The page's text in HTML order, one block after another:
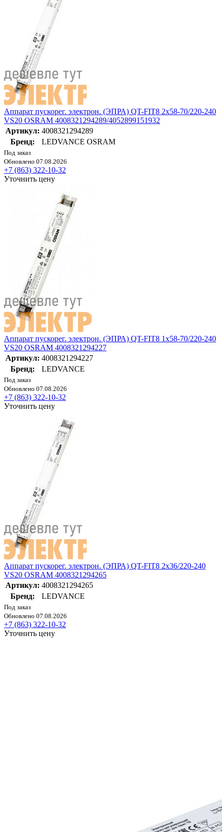
Аппарат пускорег. электрон. (ЭПРА) QT-FIT8 2х58-70/220-240
VS20 OSRAM 4008321294289/4052899151932
Артикул: 4008321294289
Бренд:
LEDVANCE OSRAM
Под заказ
Обновлено 07.08.2026
+7 (863) 322-10-32
Уточнить цену
Аппарат пускорег. электрон. (ЭПРА) QT-FIT8 1х58-70/220-240
VS20 OSRAM 4008321294227
Артикул: 4008321294227
Бренд:
LEDVANCE
Под заказ
Обновлено 07.08.2026
+7 (863) 322-10-32
Уточнить цену
Аппарат пускорег. электрон. (ЭПРА) QT-FIT8 2х36/220-240
VS20 OSRAM 4008321294265
Артикул: 4008321294265
Бренд:
LEDVANCE
Под заказ
Обновлено 07.08.2026
+7 (863) 322-10-32
Уточнить цену